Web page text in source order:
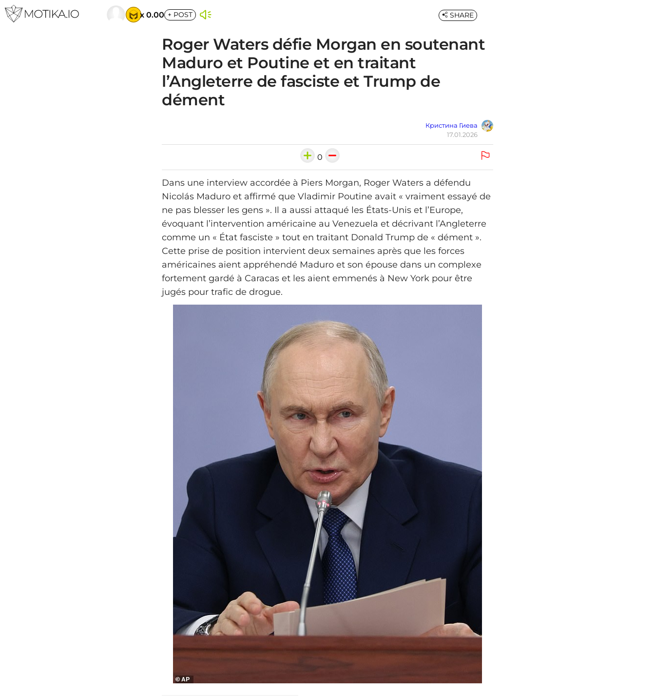
x 0.00 + POST
Roger Waters défie Morgan en soutenant
Maduro et Poutine et en traitant
l’Angleterre de fasciste et Trump de
dément
Кристина Гиева
17.01.2026
SHARE
0
Dans une interview accordée à Piers Morgan, Roger Waters a défendu
Nicolás Maduro et affirmé que Vladimir Poutine avait « vraiment essayé de
ne pas blesser les gens ». Il a aussi attaqué les États‑Unis et l’Europe,
évoquant l’intervention américaine au Venezuela et décrivant l’Angleterre
comme un « État fasciste » tout en traitant Donald Trump de « dément ».
Cette prise de position intervient deux semaines après que les forces
américaines aient appréhendé Maduro et son épouse dans un complexe
fortement gardé à Caracas et les aient emmenés à New York pour être
jugés pour trafic de drogue.